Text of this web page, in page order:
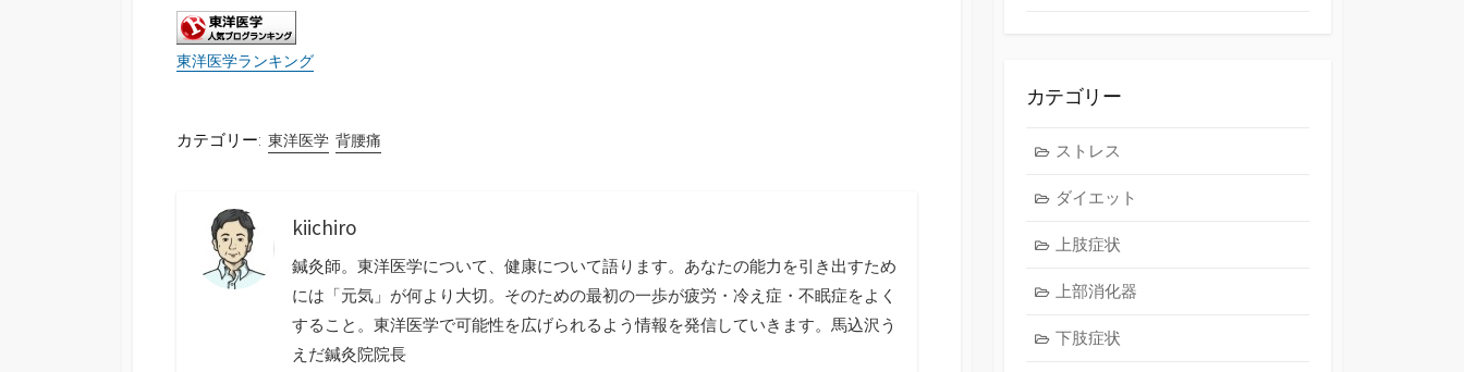
東洋医学ランキング
カテゴリー: 東洋医学 背腰痛
kiichiro
鍼灸師。東洋医学について、健康について語ります。あなたの能力を引き出すため
には「元気」が何より大切。そのための最初の一歩が疲労・冷え症・不眠症をよく
すること。東洋医学で可能性を広げられるよう情報を発信していきます。馬込沢う
えだ鍼灸院院長
カテゴリー
ストレス
ダイエット
上肢症状
上部消化器
下肢症状